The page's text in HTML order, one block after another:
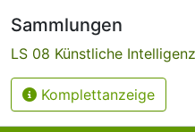
Sammlungen
LS 08 Künstliche Intelligenz
Komplettanzeige